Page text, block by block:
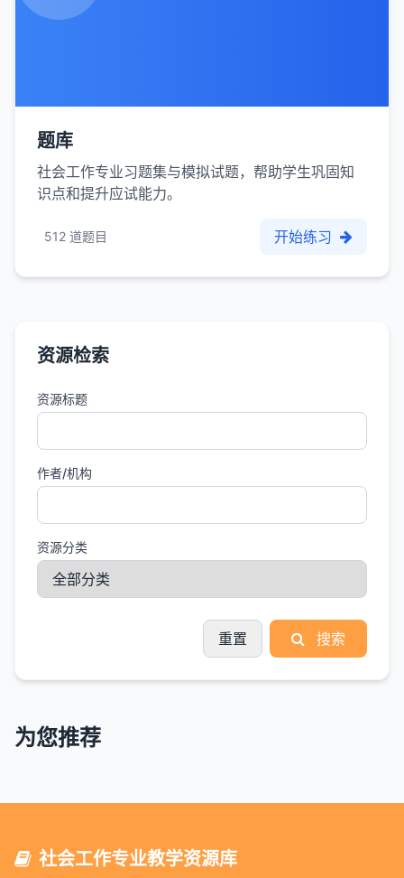
题库
社会工作专业习题集与模拟试题，帮助学生巩固知
识点和提升应试能力。
512 道题目 开始练习
资源检索
资源标题
作者/机构
资源分类
重置 搜索
为您推荐
社会工作专业教学资源库